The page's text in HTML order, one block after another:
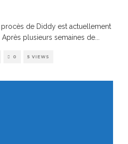
procès de Diddy est actuellement
plusieurs semaines de
0 5 VIEWS